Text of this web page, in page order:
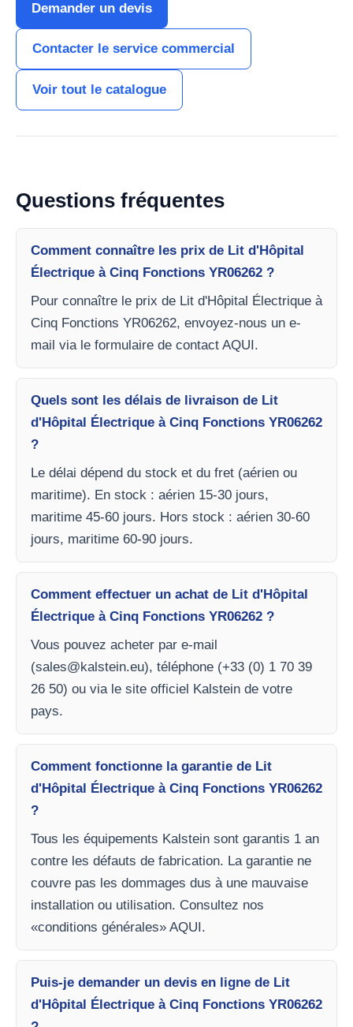
Demander un devis
Contacter le service commercial
Voir tout le catalogue
Questions fréquentes
Comment connaître les prix de Lit d'Hôpital
Électrique à Cinq Fonctions YR06262 ?
Pour connaître le prix de Lit d'Hôpital Électrique à
Cinq Fonctions YR06262, envoyez-nous un e-
mail via le formulaire de contact AQUI.
Quels sont les délais de livraison de Lit
d'Hôpital Électrique à Cinq Fonctions YR06262
?
Le délai dépend du stock et du fret (aérien ou
maritime). En stock : aérien 15-30 jours,
maritime 45-60 jours. Hors stock : aérien 30-60
jours, maritime 60-90 jours.
Comment effectuer un achat de Lit d'Hôpital
Électrique à Cinq Fonctions YR06262 ?
Vous pouvez acheter par e-mail
(sales@kalstein.eu), téléphone (+33 (0) 1 70 39
26 50) ou via le site officiel Kalstein de votre
pays.
Comment fonctionne la garantie de Lit
d'Hôpital Électrique à Cinq Fonctions YR06262
?
Tous les équipements Kalstein sont garantis 1 an
contre les défauts de fabrication. La garantie ne
couvre pas les dommages dus à une mauvaise
installation ou utilisation. Consultez nos
«conditions générales» AQUI.
Puis-je demander un devis en ligne de Lit
d'Hôpital Électrique à Cinq Fonctions YR06262